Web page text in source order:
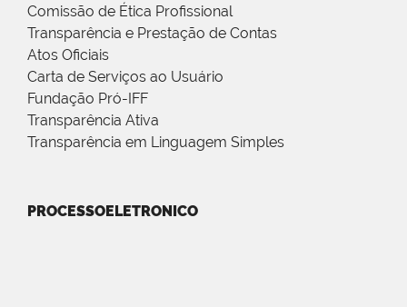
Comissão de Ética Profissional
Transparência e Prestação de Contas
Atos Oficiais
Carta de Serviços ao Usuário
Fundação Pró-IFF
Transparência Ativa
Transparência em Linguagem Simples
PROCESSOELETRONICO